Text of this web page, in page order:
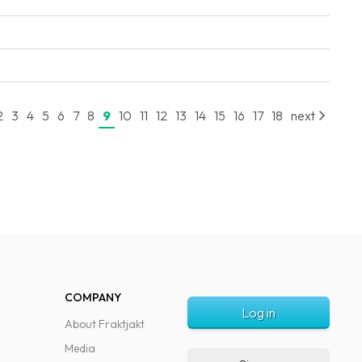
3 4 5 6 7 8 9 10 11 12 13 14 15 16 17 18 next
COMPANY
About Fraktjakt
Media
Log in